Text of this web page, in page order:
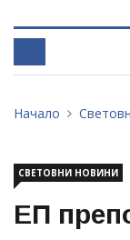
Начало
СВЕТОВНИ НОВИНИ
ЕП